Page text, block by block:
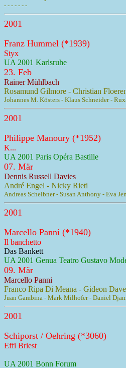
- - - - - - -
2001
Franz Hummel (*1939)
Styx
UA 2001 Karlsruhe
23. Feb
Rainer Mühlbach
Rosamund Gilmore - Christian
Johannes M. Kösters - Klaus Schneider -
2001
Philippe Manoury (*1952)
K...
UA 2001 Paris Opéra Bastille
07. Mär
Dennis Russell Davies
André Engel - Nicky Rieti
Andreas Scheibner - Susan Anthony - Eva
2001
Marcello Panni (*1940)
Il banchetto
Das Bankett
UA 2001 Genua Teatro Gustavo
09. Mär
Marcello Panni
Franco Ripa Di Meana - Gideon
Juan Gambina - Mark Milhofer - Daniel
2001
Schiporst / Oehring (*3060)
Effi Briest
UA 2001 Bonn Forum